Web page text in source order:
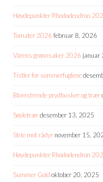
Høydepunkter Rhododendron
Tomater 2026 februar 8, 2026
Vårens grønnsaker 2026 januar
Tistler for sommerfuglene
Blomstrende prydbusker og trær
Søyletrærdesember 13, 2025
Strie mot rådyr november 15,
Høydepunkter Rhododendron
Summer Gold oktober 20, 2025